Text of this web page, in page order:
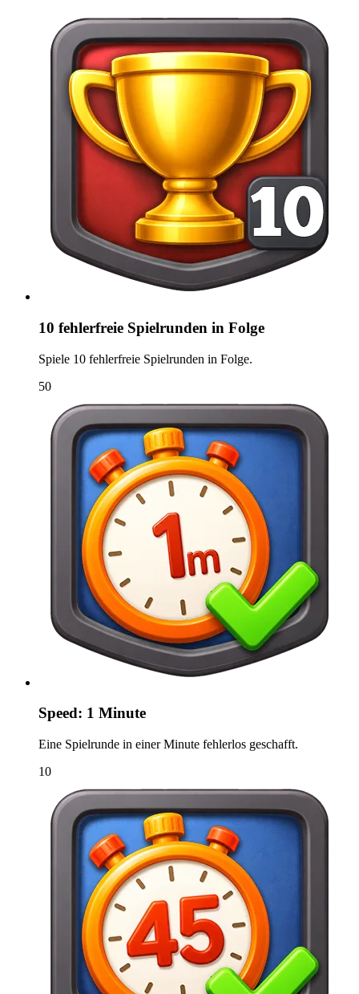
10 fehlerfreie Spielrunden in Folge
Spiele 10 fehlerfreie Spielrunden in Folge.
50
Speed: 1 Minute
Eine Spielrunde in einer Minute fehlerlos geschafft.
10